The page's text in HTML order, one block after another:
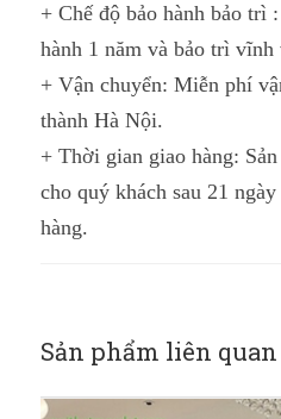
+ Chế độ bảo hành bảo trì
hành 1 năm và bảo trì vĩnh
+ Vận chuyển: Miễn phí
thành Hà Nội.
+ Thời gian giao hàng:
cho quý khách sau 21 ngày
hàng.
Sản phẩm liên quan